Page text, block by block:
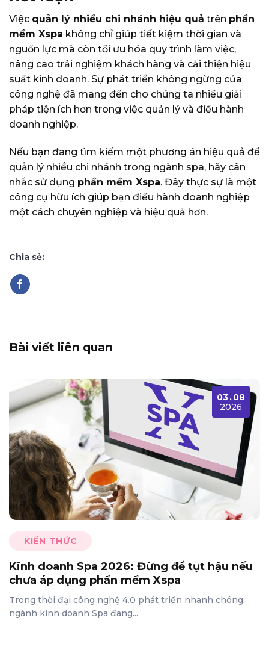
Việc quản lý nhiều chi nhánh hiệu quả trên phần
mềm Xspa không chỉ giúp tiết kiệm thời gian và
nguồn lực mà còn tối ưu hóa quy trình làm việc,
nâng cao trải nghiệm khách hàng và cải thiện hiệu
suất kinh doanh. Sự phát triển không ngừng của
công nghệ đã mang đến cho chúng ta nhiều giải
pháp tiện ích hơn trong việc quản lý và điều hành
doanh nghiệp.
Nếu bạn đang tìm kiếm một phương án hiệu quả để
quản lý nhiều chi nhánh trong ngành spa, hãy cân
nhắc sử dụng phần mềm Xspa. Đây thực sự là một
công cụ hữu ích giúp bạn điều hành doanh nghiệp
một cách chuyên nghiệp và hiệu quả hơn.
Chia sẻ:
Bài viết liên quan
KIẾN THỨC
Kinh doanh Spa 2026: Đừng để tụt hậu nếu
chưa áp dụng phần mềm Xspa
Trong thời đại công nghệ 4.0 phát triển nhanh chóng,
ngành kinh doanh Spa đang...
03.08
2026